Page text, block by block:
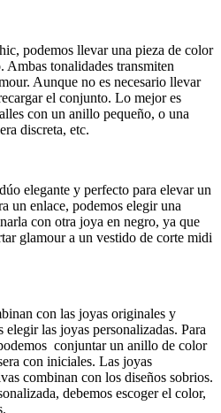
podemos llevar una pieza de color
tonalidades transmiten
Aunque no es necesario llevar
el conjunto. Lo mejor es
con un anillo pequeño, o una
discreta, etc.
elegante y perfecto para elevar un
un enlace, podemos elegir una
con otra joya en negro, ya que
glamour a un vestido de corte midi
con las joyas originales y
las joyas personalizadas. Para
conjuntar un anillo de color
con iniciales. Las joyas
combinan con los diseños sobrios.
debemos escoger el color,